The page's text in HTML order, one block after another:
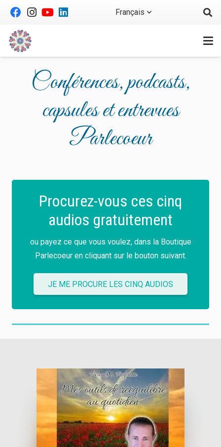
Français
Conférences, podcasts,
capsules et entrevues
Parlecoeur
Procurez-vous ces cinq
audios gratuitement
ou payez ce que vous voulez, dans la Boutique
Parlecoeur en cliquant sur le bouton suivant.
JE ME PROCURE LES CINQ AUDIOS